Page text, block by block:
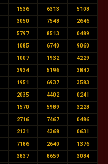
1536 6313 5108
3050 7548 2646
5797 8513 0489
1085 6740 9060
1007 1932 4229
3934 5196 3842
1951 6937 3583
2035 4402 0241
1570 5989 3228
2716 7467 0486
2131 4368 0631
7186 2640 1376
3837 8659 3084